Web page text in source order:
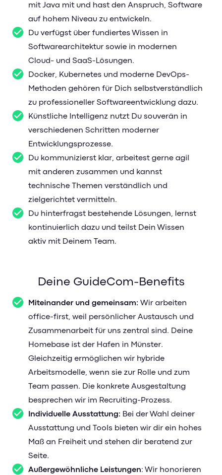
mit Java mit und hast den Anspruch, Software
auf hohem Niveau zu entwickeln.
Du verfügst über fundiertes Wissen in
Softwarearchitektur sowie in modernen
Cloud- und SaaS-Lösungen.
Docker, Kubernetes und moderne DevOps-
Methoden gehören für Dich selbstverständlich
zu professioneller Softwareentwicklung dazu.
Künstliche Intelligenz nutzt Du souverän in
verschiedenen Schritten moderner
Entwicklungsprozesse.
Du kommunizierst klar, arbeitest gerne agil
mit anderen zusammen und kannst
technische Themen verständlich und
zielgerichtet vermitteln.
Du hinterfragst bestehende Lösungen, lernst
kontinuierlich dazu und teilst Dein Wissen
aktiv mit Deinem Team.
Deine GuideCom-Benefits
Miteinander und gemeinsam: Wir arbeiten
office-first, weil persönlicher Austausch und
Zusammenarbeit für uns zentral sind. Deine
Homebase ist der Hafen in Münster.
Gleichzeitig ermöglichen wir hybride
Arbeitsmodelle, wenn sie zur Rolle und zum
Team passen. Die konkrete Ausgestaltung
besprechen wir im Recruiting-Prozess.
Individuelle Ausstattung: Bei der Wahl deiner
Ausstattung und Tools bieten wir dir ein hohes
Maß an Freiheit und stehen dir beratend zur
Seite.
Außergewöhnliche Leistungen: Wir honorieren